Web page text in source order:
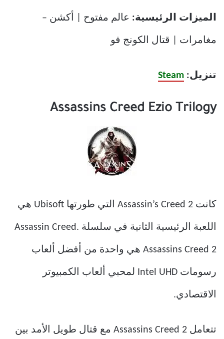
الميزات الرئيسية: عالم مفتوح | أكشن –
مغامرات | قتال الكونج فو
تنزيل: Steam
Assassins Creed Ezio Trilogy
كانت Assassin’s Creed 2 التي طورتها Ubisoft هي
اللعبة الرئيسية الثانية في سلسلة Assassin Creed.
Assassins Creed 2 هي واحدة من أفضل ألعاب
رسومات Intel UHD لمحبي ألعاب الكمبيوتر
الاقتصادي.
تتعامل Assassins Creed 2 مع قتال طويل الأمد بين